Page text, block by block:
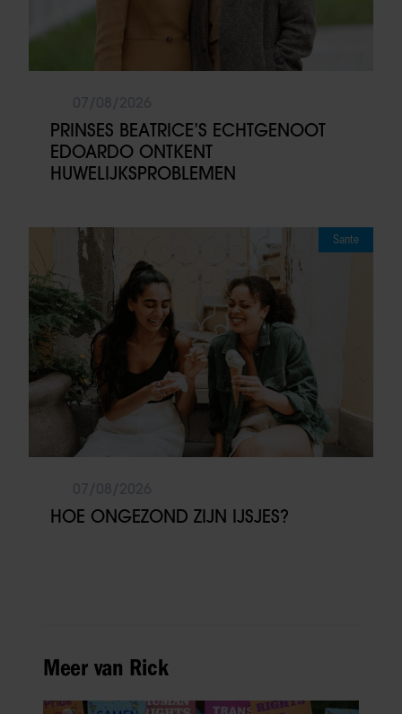
PRINSES BEATRICE’S ECHTGENOOT
EDOARDO ONTKENT
HUWELIJKSPROBLEMEN
Sante
HOE ONGEZOND ZIJN IJSJES?
Meer van Rick